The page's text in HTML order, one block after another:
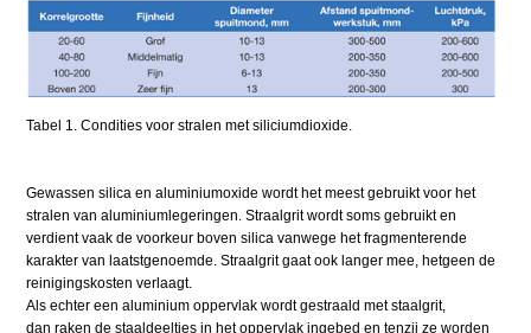
Tabel 1. Condities voor stralen met siliciumdioxide.
Gewassen silica en aluminiumoxide wordt het meest gebruikt voor het
stralen van aluminiumlegeringen. Straalgrit wordt soms gebruikt en
verdient vaak de voorkeur boven silica vanwege het fragmenterende
karakter van laatstgenoemde. Straalgrit gaat ook langer mee, hetgeen de
reinigingskosten verlaagt.
Als echter een aluminium oppervlak wordt gestraald met staalgrit,
dan raken de staaldeeltjes in het oppervlak ingebed en tenzij ze worden